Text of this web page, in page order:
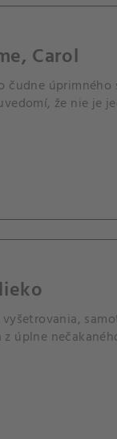
Carol
čudne
že nie je
úplne